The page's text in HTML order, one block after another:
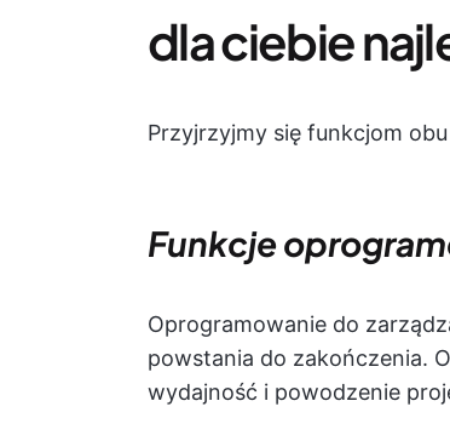
dla ciebie
Przyjrzyjmy się funkcjom
Funkcje
Oprogramowanie do
powstania do zakończenia.
wydajność i powodzenie